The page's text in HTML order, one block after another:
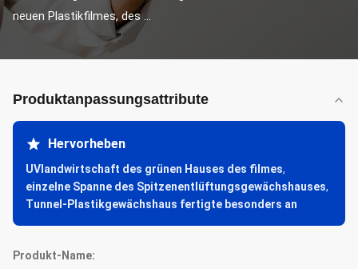
neuen Plastikfilmes, des ...
Produktanpassungsattribute
Hervorheben
UVlandwirtschaft des grünen Hauses des filmes,
einzelne Spanne des Spitzenentlüftungsgewächshauses,
Tunnel-Plastikgewächshaus fertigte besonders an
Produkt-Name: